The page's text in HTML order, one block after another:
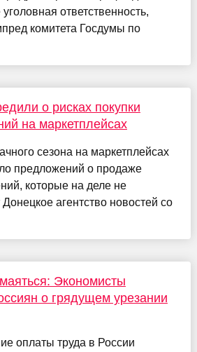
ответственность,
комитета Госдумы по
о рисках покупки
на маркетплейсах
сезона на маркетплейсах
предложений о продаже
которые на деле не
агентство новостей со
Экономисты
о грядущем урезании
оплаты труда в России